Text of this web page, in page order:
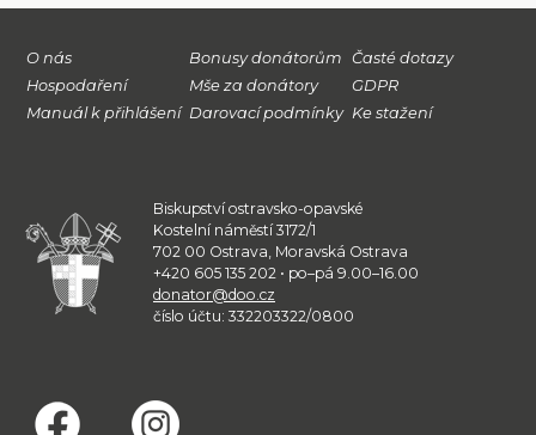
Biskupství ostravsko-opavské
Kostelní náměstí 3172/1
702 00 Ostrava, Moravská Ostrava
+420 605 135 202 • po–pá 9.00–16.00
donator@doo.cz
číslo účtu: 332203322/0800
O nás
Hospodaření
Manuál k přihlášení
Bonusy donátorům
Mše za donátory
Darovací podmínky
Časté dotazy
GDPR
Ke stažení